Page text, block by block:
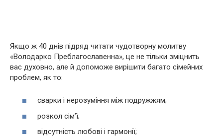
Якщо ж 40 днів підряд читати чудотворну молитву
«Володарко Преблагославенна», це не тільки зміцнить
вас духовно, але й допоможе вирішити багато сімейних
проблем, як то:
сварки і нерозуміння між подружжям;
розкол сім’ї;
відсутність любові і гармонії;